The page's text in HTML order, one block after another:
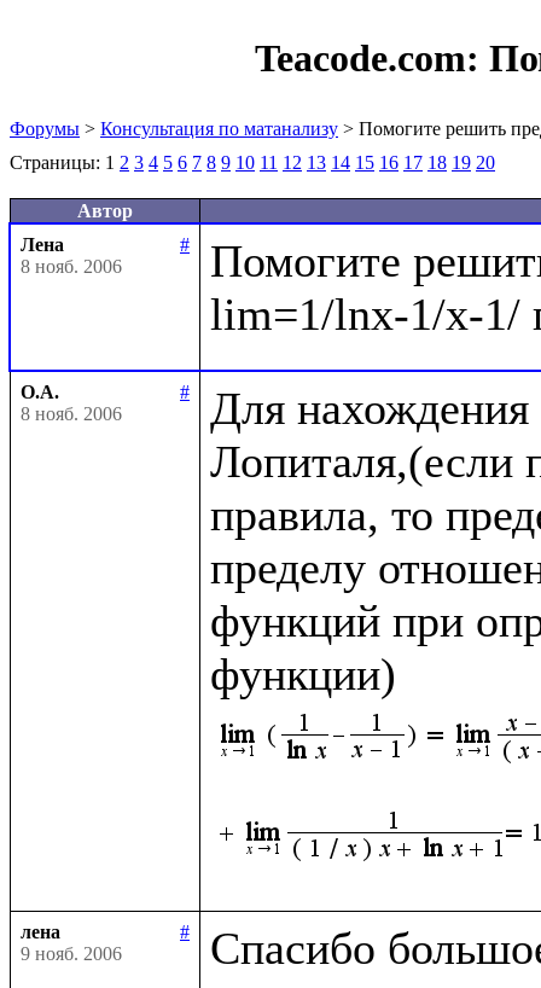
Teacode.com:
Форумы > Консультация по матанализу > Помогите решить
Страницы: 1 2 3 4 5 6 7 8 9 10 11 12 13 14 15 16 17 18 19 20
Автор
Лена
#
8 нояб. 2006
Помогите
О.А.
#
8 нояб. 2006
Для нахождения
Лопиталя,(если
правила, то
пределу
функций при
функции)
лена
#
9 нояб. 2006
Спасибо